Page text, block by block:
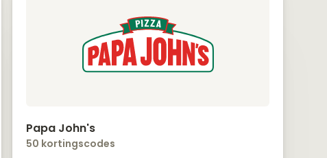
Papa John's
50 kortingscodes